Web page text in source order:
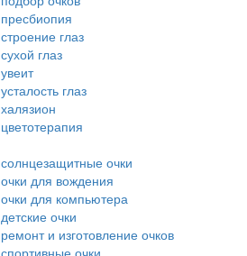
пресбиопия
строение глаз
сухой глаз
увеит
усталость глаз
халязион
цветотерапия
солнцезащитные очки
очки для вождения
очки для компьютера
детские очки
ремонт и изготовление очков